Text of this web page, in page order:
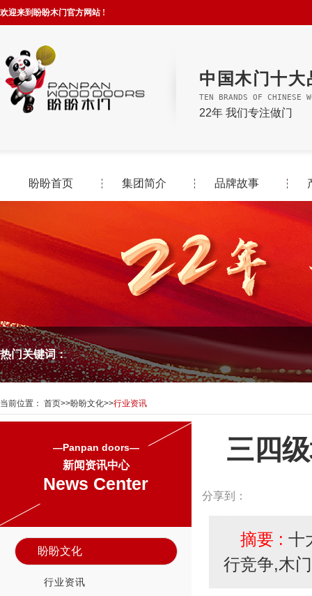
欢迎来到盼盼木门官方网站 !
中国木门十大
TEN BRANDS OF CHINESE
22年 我们专注做门
盼盼首页 集团简介 品牌故事
热门关键词：
当前位置： 首页>>盼盼文化>>行业资讯
—Panpan doors—
新闻资讯中心
News Center
盼盼文化
行业资讯
三四
分享到：
摘要 : 十
行竞争,木